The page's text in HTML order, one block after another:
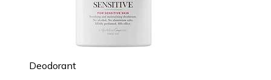
Deodorant